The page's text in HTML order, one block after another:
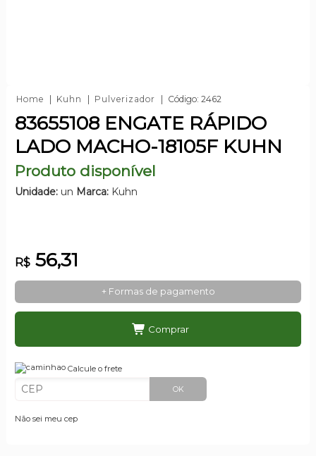
Home Kuhn Pulverizador Código: 2462
83655108 ENGATE RÁPIDO
LADO MACHO-18105F KUHN
Produto disponível
Unidade:un Marca:Kuhn
R$56,31
+ Formas de pagamento
Comprar
Calcule o frete
OK
Não sei meu cep